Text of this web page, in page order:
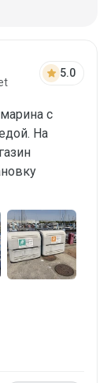
star 5.0
с
На